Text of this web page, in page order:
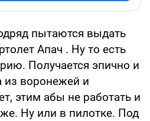
пытаются выдать
Апач . Ну то есть
Получается эпично и
из воронежей и
этим абы не работать и
Ну или в пилотке. Под